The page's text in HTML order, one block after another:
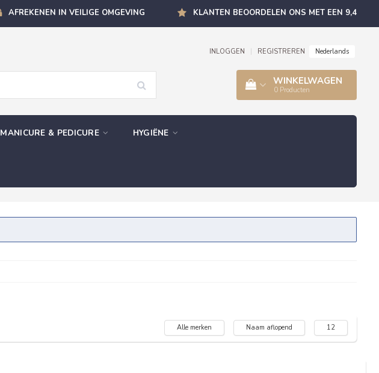
AFREKENEN IN VEILIGE OMGEVING KLANTEN BEOORDELEN ONS MET EEN 9,4
INLOGGEN REGISTREREN Nederlands
WINKELWAGEN
0 Producten
MANICURE & PEDICURE HYGIËNE
Alle merken Naam aflopend 12